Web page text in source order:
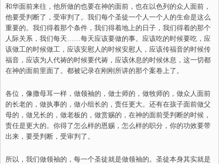
和华面前来往，他所做的也要在神的面前，也在以色列的众人面前，
他要受判断了，受审判了。我们每个圣徒一个人一个人的生命是这么
重要的。我们得着那个条件，我们得着地上的日子，我们得着的那个
人际关系，我们每天……每天应该要做的事。应该吃的时候要吃，应
该做工的时候做工，应该安慰人的时候安慰人，应该传福音的时候传
福音，应该为人代祷的时候要代祷，应该休息的时候休息，这一切都
在神的面前里面了。都被记录在刚刚所讲的那个案卷上了。
各位，像撒母耳一样，做领袖的，做士师的，做牧师的，做众人面前
的长老的，做执事的，做小组长的，责任更大。还有在孩子面前做父
母的，做兄长的，做老板的，做赏赐的，在神的面前受判断的时候，
责任是更大的。你得了怎么样的恩赐，怎么样的职分，你的功效要带
出来，要受判断，受审判了。
所以，我们做领袖的，每一个圣徒就是做领袖的。圣徒本身其实就是